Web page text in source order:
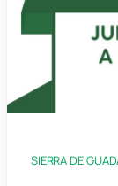
SIERRA DE